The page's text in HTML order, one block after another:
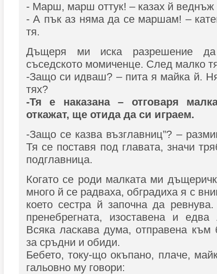
- Марш, марш оттук! – казах й веднъж
- А пък аз няма да се маршам! –
тя.
Дъщеря ми иска разрешение
съседското момиченце. След малко
-Защо си идваш? – пита я майка й.
тях?
-Тя е наказана – отговаря
откажат, ще отида да си играем.
-Защо се казва възглавниц”? –
Тя се поставя под главата, значи
подглавница.
Когато се роди малката ми
много й се радваха, обградиха я с
което сестра й започна да
пренебрегната, изоставена и
Всяка ласкава дума, отправена към
за сръдни и обиди.
Бебето, току-що окъпано, плаче,
гальовно му говори: